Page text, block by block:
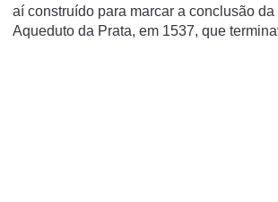
aí construído para marcar a conclusão da
Aqueduto da Prata, em 1537, que